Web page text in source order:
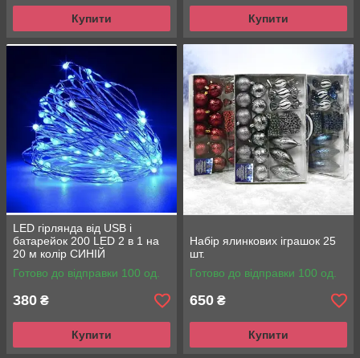
Купити Купити
LED гірлянда від USB і
батарейок 200 LED 2 в 1 на
20 м колір СИНІЙ
Готово до відправки 100 од.
380 ₴
Купити
Набір ялинкових іграшок 25
шт.
Готово до відправки 100 од.
650 ₴
Купити